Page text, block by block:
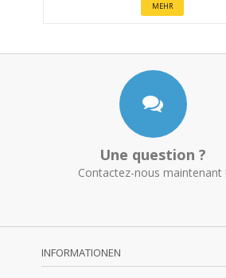
MEHR
Une question ?
Contactez-nous maintenant !
INFORMATIONEN